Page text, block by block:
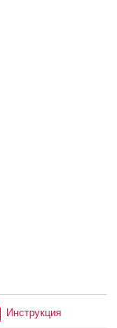
Инструкция